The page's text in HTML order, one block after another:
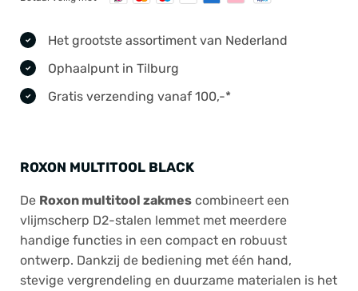
Het grootste assortiment van Nederland
Ophaalpunt in Tilburg
Gratis verzending vanaf 100,-*
ROXON MULTITOOL BLACK
De Roxon multitool zakmes combineert een
vlijmscherp D2-stalen lemmet met meerdere
handige functies in een compact en robuust
ontwerp. Dankzij de bediening met één hand,
stevige vergrendeling en duurzame materialen is het